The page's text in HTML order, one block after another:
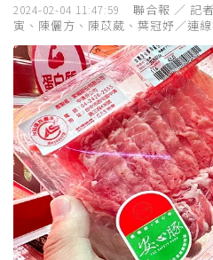
2024-02-04 11:47:59
聯合報 ／ 記
寅、陳儷方、陳苡葳、葉冠妤／連